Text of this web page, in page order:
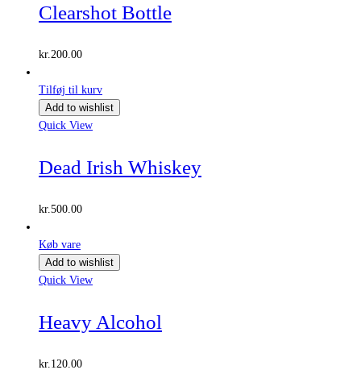
Clearshot Bottle
kr. 200.00
Tilføj til kurv
Add to wishlist
Quick View
Dead Irish Whiskey
kr. 500.00
Køb vare
Add to wishlist
Quick View
Heavy Alcohol
kr. 120.00